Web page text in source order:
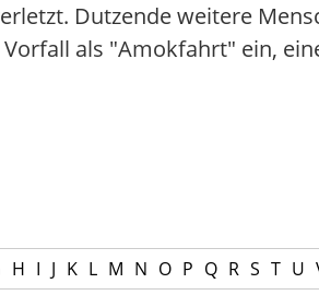
Dutzende weitere
als "Amokfahrt" ein,
H I J K L M N O P Q R S T U